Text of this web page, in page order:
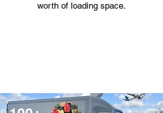
worth of loading space.